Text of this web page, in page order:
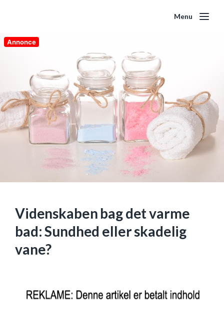
Menu
Annonce
Videnskaben bag det varme
bad: Sundhed eller skadelig
vane?